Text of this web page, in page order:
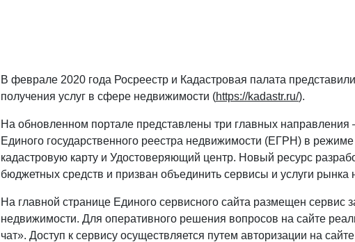
В феврале 2020 года Росреестр и Кадастровая палата представили
получения услуг в сфере недвижимости (https://kadastr.ru/).
На обновленном портале представлены три главных направления
Единого государственного реестра недвижимости (ЕГРН) в
кадастровую карту и Удостоверяющий центр. Новый ресурс
бюджетных средств и призван объединить сервисы и услуги рынка
На главной странице Единого сервисного сайта размещен сервис
недвижимости. Для оперативного решения вопросов на сайте
чат». Доступ к сервису осуществляется путем авторизации на